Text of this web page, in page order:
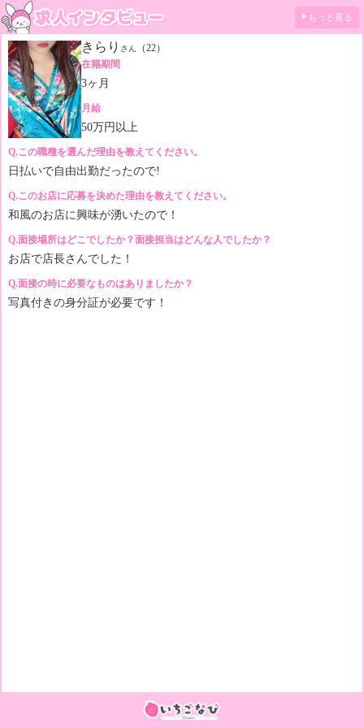
きらり さん
（22）
在籍期間
3ヶ月
月給
50万円以上
Q.この職種を選んだ理由を教えてください。
日払いで自由出勤だったので!
Q.このお店に応募を決めた理由を教えてください。
和風のお店に興味が湧いたので！
Q.面接場所はどこでしたか？面接担当はどんな人でしたか？
お店で店長さんでした！
Q.面接の時に必要なものはありましたか？
写真付きの身分証が必要です！